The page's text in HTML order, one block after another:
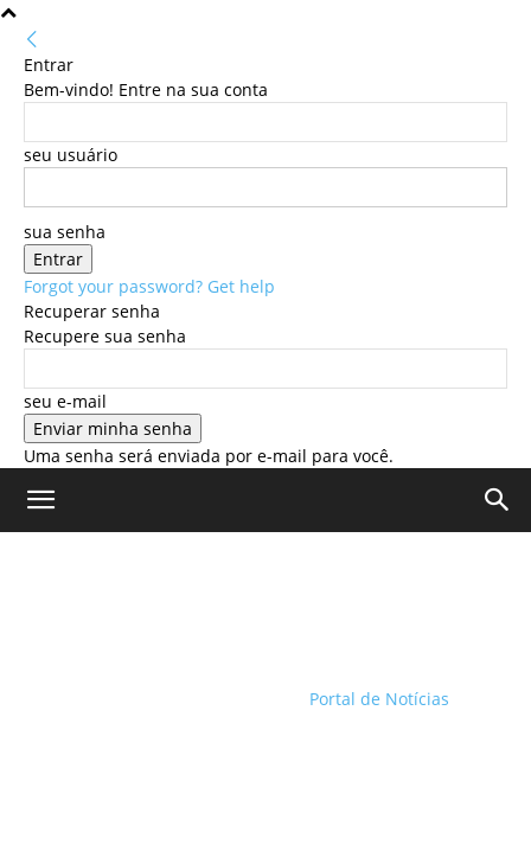
Entrar
Bem-vindo! Entre na sua conta
seu usuário
sua senha
Forgot your password? Get help
Recuperar senha
Recupere sua senha
seu e-mail
Uma senha será enviada por e-mail para você.
Portal de Notícias